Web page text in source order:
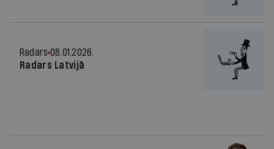
Radars 08.01.2026.
Radars Latvijā